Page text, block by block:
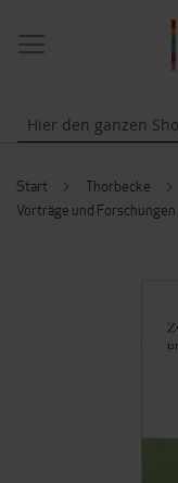
NAVIGATION
UMSCHALTEN
Start Thorbecke
Vorträge und Forschungen